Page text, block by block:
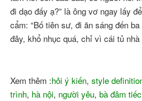
đi dạo đấy ạ?” là ông vơ ngay lấy
cẩm: “Bố tiên sư, đi ăn sáng đến
đây, khổ nhục quá, chỉ vì cái tủ nhà
Xem thêm :hỏi ý kiến, style
trình, hà nội, người yêu, bà đâm